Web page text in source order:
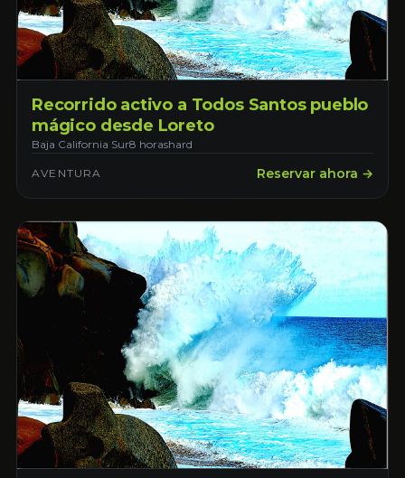
Recorrido activo a Todos Santos pueblo
mágico desde Loreto
Baja California Sur8 horashard
AVENTURA Reservar ahora →